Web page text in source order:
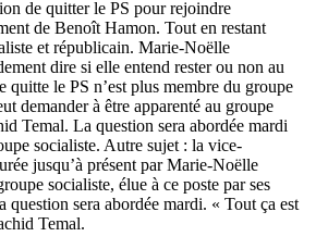
de quitter le PS pour rejoindre
de Benoît Hamon. Tout en restant
et républicain. Marie-Noëlle
dire si elle entend rester ou non au
quitte le PS n’est plus membre du groupe
demander à être apparenté au groupe
Temal. La question sera abordée mardi
socialiste. Autre sujet : la vice-
jusqu’à présent par Marie-Noëlle
socialiste, élue à ce poste par ses
question sera abordée mardi. « Tout ça est
Temal.